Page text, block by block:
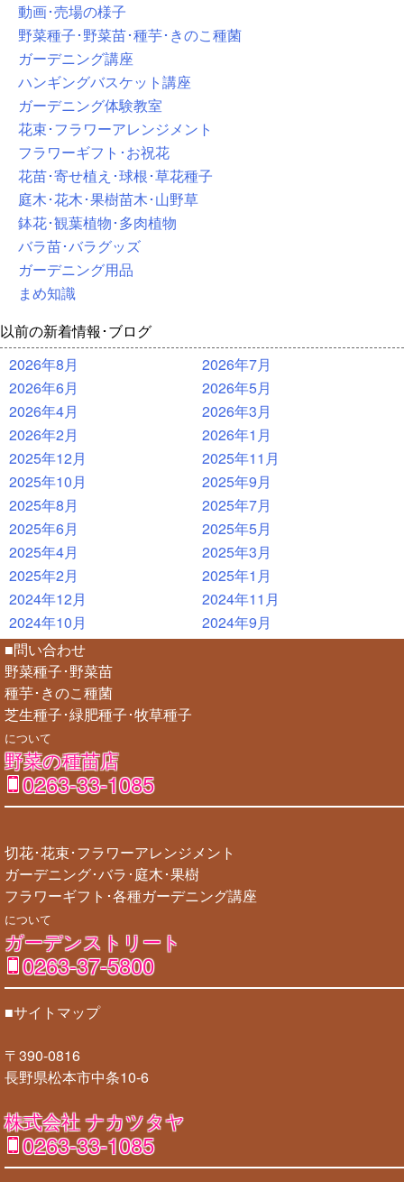
動画･売場の様子
野菜種子･野菜苗･種芋･きのこ種菌
ガーデニング講座
ハンギングバスケット講座
ガーデニング体験教室
花束･フラワーアレンジメント
フラワーギフト･お祝花
花苗･寄せ植え･球根･草花種子
庭木･花木･果樹苗木･山野草
鉢花･観葉植物･多肉植物
バラ苗･バラグッズ
ガーデニング用品
まめ知識
以前の新着情報･ブログ
2026年8月
2026年7月
2026年6月
2026年5月
2026年4月
2026年3月
2026年2月
2026年1月
2025年12月
2025年11月
2025年10月
2025年9月
2025年8月
2025年7月
2025年6月
2025年5月
2025年4月
2025年3月
2025年2月
2025年1月
2024年12月
2024年11月
2024年10月
2024年9月
■問い合わせ
野菜種子･野菜苗
種芋･きのこ種菌
芝生種子･緑肥種子･牧草種子
について
野菜の種苗店
0263-33-1085
切花･花束･フラワーアレンジメント
ガーデニング･バラ･庭木･果樹
フラワーギフト･各種ガーデニング講座
について
ガーデンストリート
0263-37-5800
■サイトマップ
〒390-0816
長野県松本市中条10-6
株式会社 ナカツタヤ
0263-33-1085